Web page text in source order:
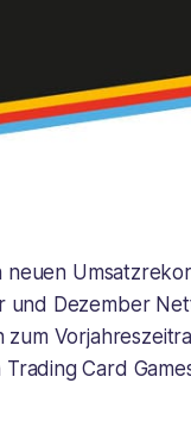
neuen
Dezember
Card